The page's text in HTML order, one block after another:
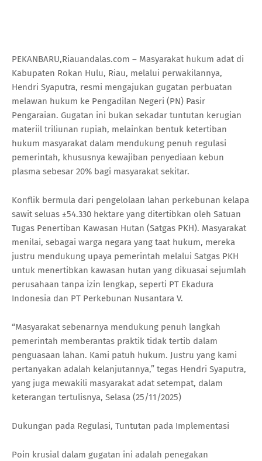
PEKANBARU,Riauandalas.com – Masyarakat hukum adat di
Kabupaten Rokan Hulu, Riau, melalui perwakilannya,
Hendri Syaputra, resmi mengajukan gugatan perbuatan
melawan hukum ke Pengadilan Negeri (PN) Pasir
Pengaraian. Gugatan ini bukan sekadar tuntutan kerugian
materiil triliunan rupiah, melainkan bentuk ketertiban
hukum masyarakat dalam mendukung penuh regulasi
pemerintah, khususnya kewajiban penyediaan kebun
plasma sebesar 20% bagi masyarakat sekitar.
Konflik bermula dari pengelolaan lahan perkebunan kelapa
sawit seluas ±54.330 hektare yang ditertibkan oleh Satuan
Tugas Penertiban Kawasan Hutan (Satgas PKH). Masyarakat
menilai, sebagai warga negara yang taat hukum, mereka
justru mendukung upaya pemerintah melalui Satgas PKH
untuk menertibkan kawasan hutan yang dikuasai sejumlah
perusahaan tanpa izin lengkap, seperti PT Ekadura
Indonesia dan PT Perkebunan Nusantara V.
“Masyarakat sebenarnya mendukung penuh langkah
pemerintah memberantas praktik tidak tertib dalam
penguasaan lahan. Kami patuh hukum. Justru yang kami
pertanyakan adalah kelanjutannya,” tegas Hendri Syaputra,
yang juga mewakili masyarakat adat setempat, dalam
keterangan tertulisnya, Selasa (25/11/2025)
Dukungan pada Regulasi, Tuntutan pada Implementasi
Poin krusial dalam gugatan ini adalah penegakan